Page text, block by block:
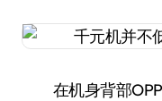
在机身背部